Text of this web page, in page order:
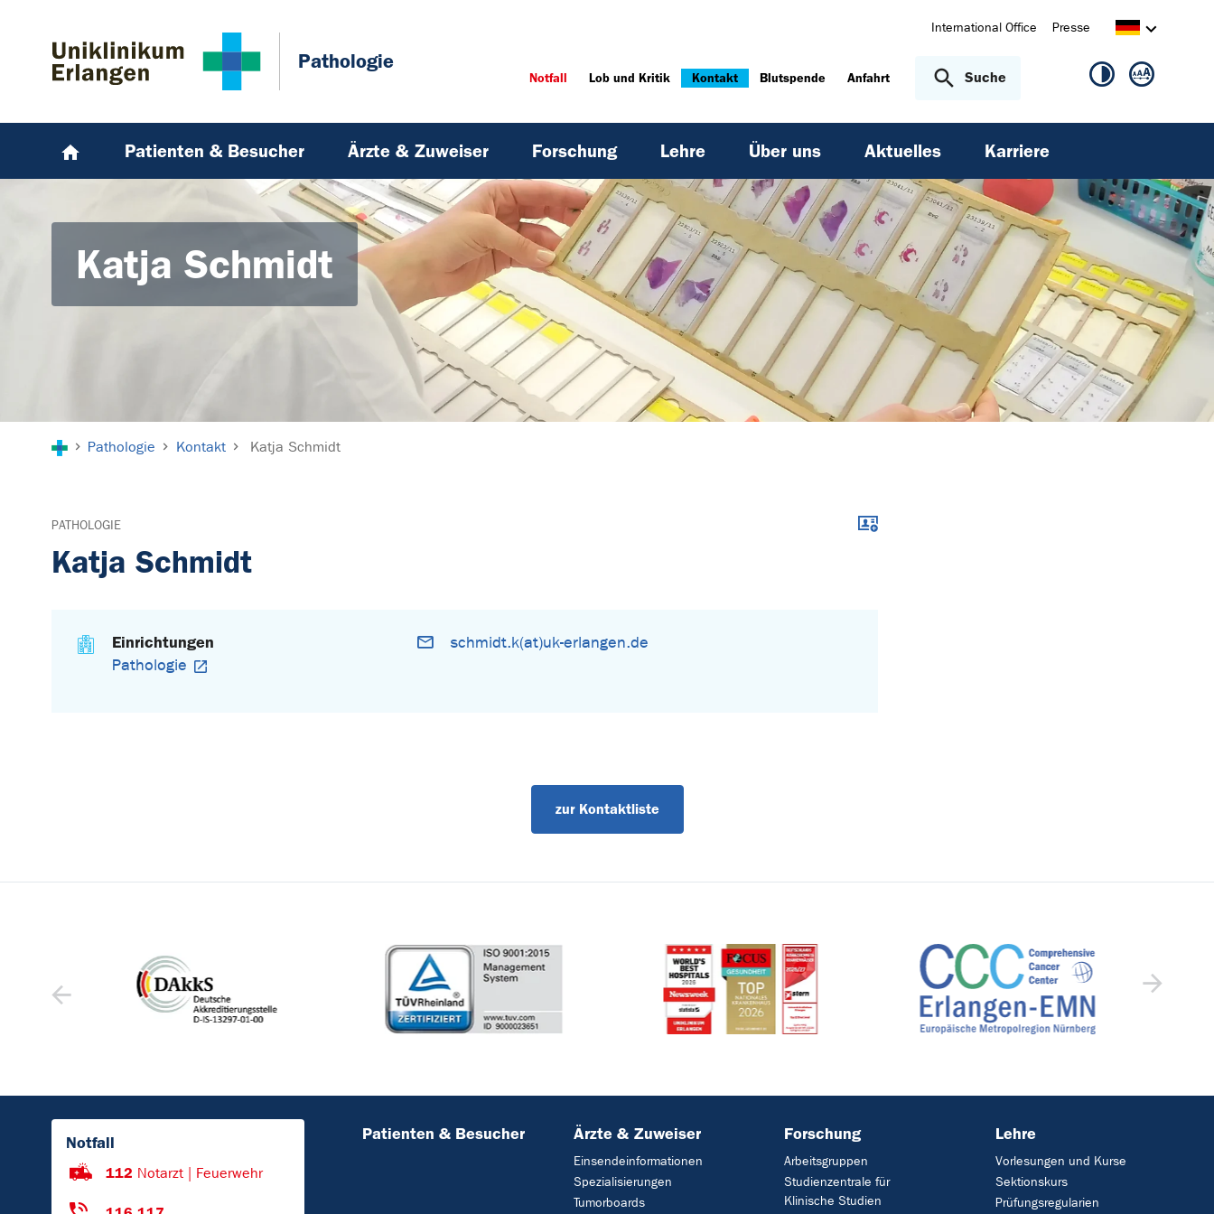
Pathologie
International Office Presse
Notfall Lob und Kritik Kontakt Blutspende Anfahrt Suche
Patienten & Besucher Ärzte & Zuweiser Forschung Lehre Über uns Aktuelles Karriere
Katja Schmidt
Pathologie Kontakt Katja Schmidt
PATHOLOGIE
Katja Schmidt
Download im .vcf-Format
Einrichtungen
Pathologie
schmidt.k(at)uk-erlangen.de
zur Kontaktliste
Notfall
112 Notarzt | Feuerwehr
Patienten & Besucher Ärzte & Zuweiser
Einsendeinformationen
Spezialisierungen
Tumorboards
Forschung
Arbeitsgruppen
Studienzentrale für
Klinische Studien
Lehre
Vorlesungen und Kurse
Sektionskurs
Prüfungsregularien